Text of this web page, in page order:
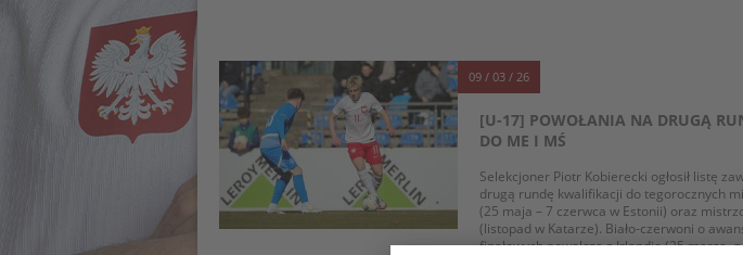
09 / 03 / 26
[U-17] POWOŁANIA NA DRUGĄ
DO ME I MŚ
Selekcjoner Piotr Kobierecki ogłosił listę
drugą rundę kwalifikacji do tegorocznych
(25 maja – 7 czerwca w Estonii) oraz
(listopad w Katarze). Biało-czerwoni o
finałowych powalczą z Irlandią (25 marca,